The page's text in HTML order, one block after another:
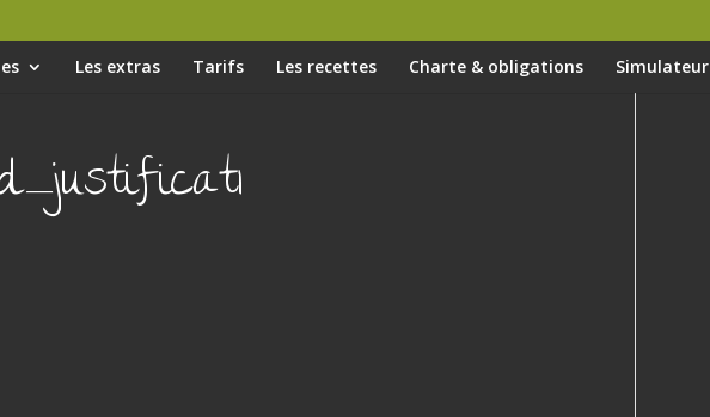
Les extras Tarifs Les recettes Charte & obligations Simulateur